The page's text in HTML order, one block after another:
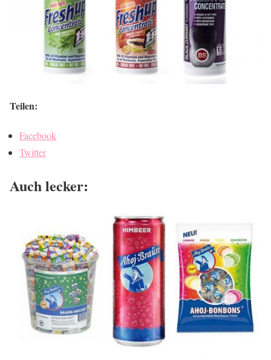
Teilen:
Facebook
Twitter
Auch lecker: